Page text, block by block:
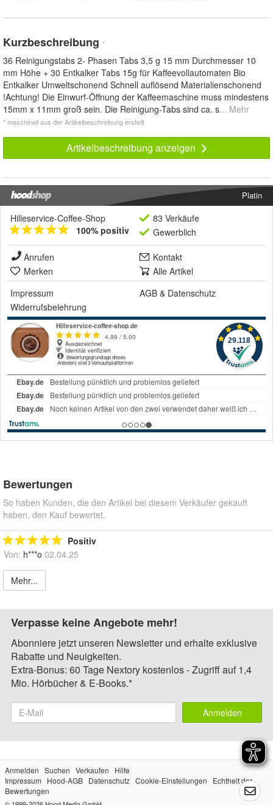
Kurzbeschreibung *
36 Reinigungstabs 2- Phasen Tabs 3,5 g 15 mm Durchmesser 10
mm Höhe + 30 Entkalker Tabs 15g für Kaffeevollautomaten Bio
Entkalker Umweltschonend Schnell auflösend Materialienschonend
!Achtung! Die Einwurf-Öffnung der Kaffeemaschine muss mindestens
15mm x 11mm groß sein. Die Reinigung-Tabs sind ca. s... Mehr
* maschinell aus der Artikelbeschreibung erstellt
Artikelbeschreibung anzeigen
Platin
Hilleservice-Coffee-Shop
100% positiv
83 Verkäufe
Gewerblich
Anrufen
Kontakt
Merken
Alle Artikel
Impressum
AGB & Datenschutz
Widerrufsbelehrung
Bewertungen
So haben Kunden, die den Artikel bei diesem Verkäufer gekauft
haben, den Kauf bewertet.
Positiv
Von: h***o 02.04.25
Mehr...
Verpasse keine Angebote mehr!
Abonniere jetzt unseren Newsletter und erhalte exklusive
Rabatte und Neuigkeiten.
Extra-Bonus: 60 Tage Nextory kostenlos - Zugriff auf 1,4
Mio. Hörbücher & E-Books.*
Anmelden
Anmelden Suchen Verkaufen
Hilfe
Impressum
Hood-AGB Datenschutz Cookie-Einstellungen
Echtheit der
Bewertungen